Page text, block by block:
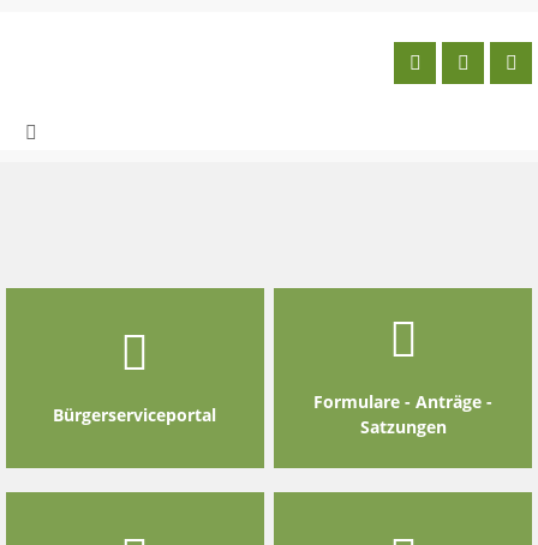
content
Bürgerserviceportal
Formulare - Anträge -
Satzungen